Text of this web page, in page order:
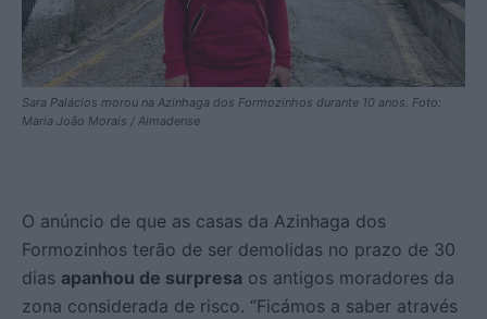
Sara Palácios morou na Azinhaga dos Formozinhos durante 10 anos. Foto:
Maria João Morais / Almadense
O anúncio de que as casas da Azinhaga dos
Formozinhos terão de ser demolidas no prazo de 30
dias apanhou de surpresa os antigos moradores da
zona considerada de risco. “Ficámos a saber através